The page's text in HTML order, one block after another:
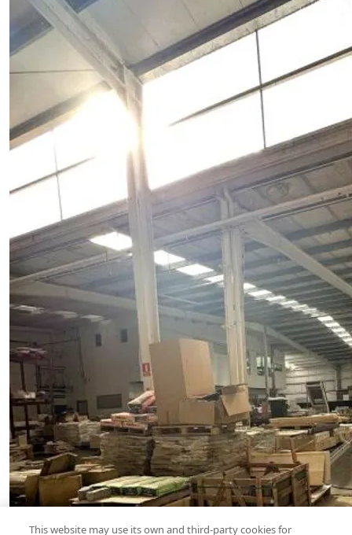
This website may use its own and third-party cookies for